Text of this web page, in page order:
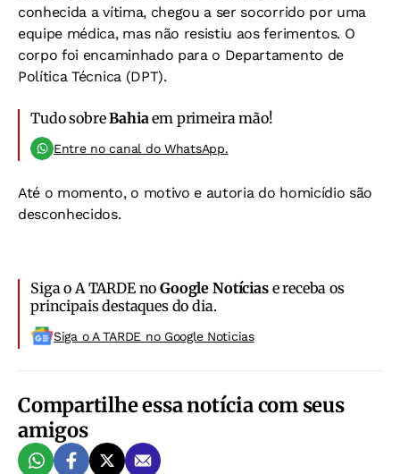
conhecida a vítima, chegou a ser socorrido por uma
equipe médica, mas não resistiu aos ferimentos. O
corpo foi encaminhado para o Departamento de
Política Técnica (DPT).
Tudo sobreBahia em primeira mão!
Entre no canal do WhatsApp.
Até o momento, o motivo e autoria do homicídio são
desconhecidos.
Siga o A TARDE noGoogle Notíciase receba os
principais destaques do dia.
Siga o A TARDE no Google Noticias
Compartilhe essa notícia com seus
amigos